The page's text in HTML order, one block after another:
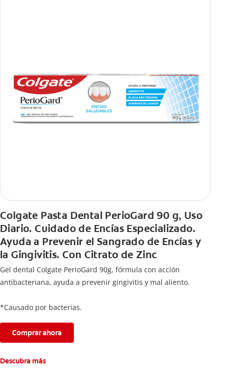
Colgate Pasta Dental PerioGard 90 g, Uso
Diario. Cuidado de Encías Especializado.
Ayuda a Prevenir el Sangrado de Encías y
la Gingivitis. Con Citrato de Zinc
Gel dental Colgate PerioGard 90g, fórmula con acción
antibacteriana, ayuda a prevenir gingivitis y mal aliento.
*Causado por bacterias.
Comprar ahora
Descubra más